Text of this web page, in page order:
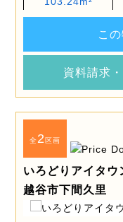
こ
資料請求
全2区画
いろどりアイタウ
越谷市下間久里